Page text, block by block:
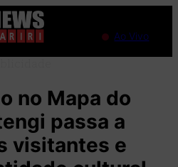
Ao Vivo
no Mapa do
passa a
visitantes e